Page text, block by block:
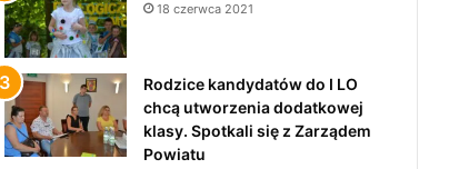
18 czerwca 2021
Rodzice kandydatów do I LO
chcą utworzenia dodatkowej
klasy. Spotkali się z Zarządem
Powiatu